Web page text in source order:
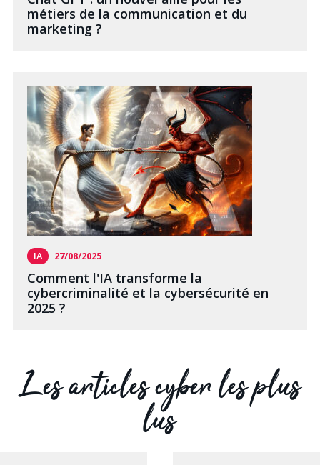
métiers de la communication et du
marketing ?
IA 27/08/2025
Comment l'IA transforme la
cybercriminalité et la cybersécurité en
2025 ?
Les articles cyber les plus
lus